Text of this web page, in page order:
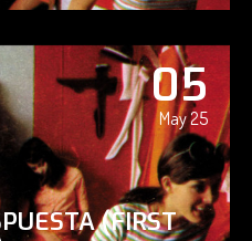
05
May 25
(FIRST